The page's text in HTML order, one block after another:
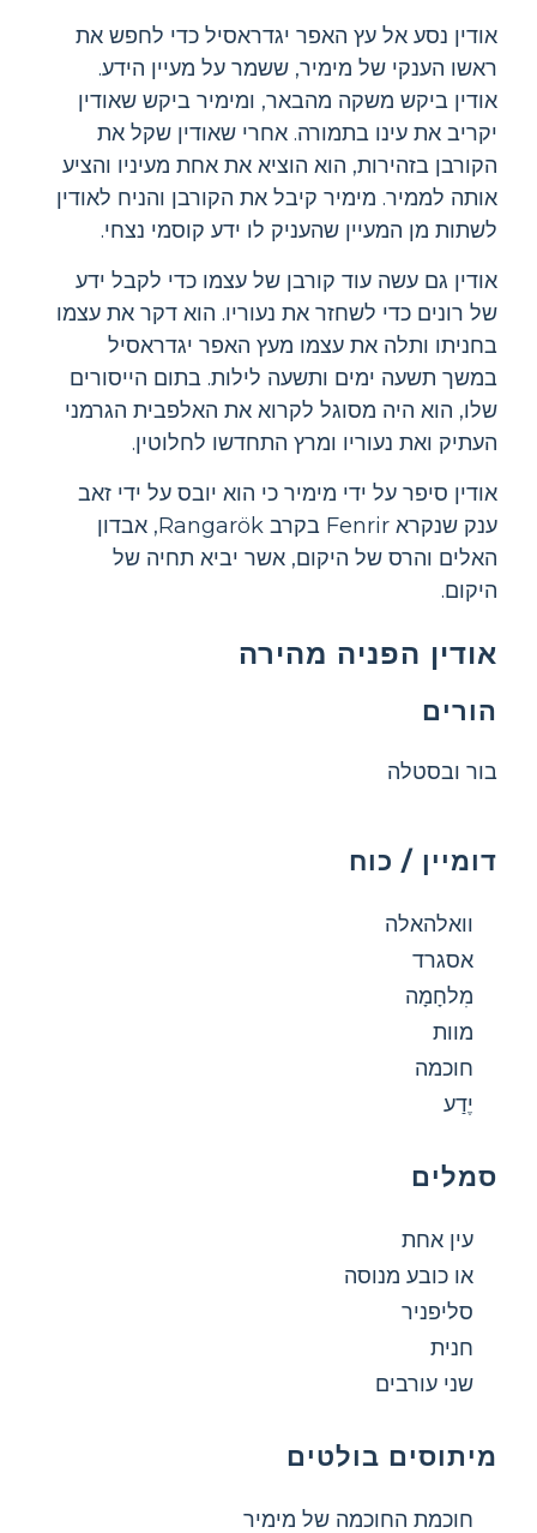
אודין נסע אל עץ האפר יגדראסיל כדי לחפש את
ראשו הענקי של מימיר, ששמר על מעיין הידע.
אודין ביקש משקה מהבאר, ומימיר ביקש שאודין
יקריב את עינו בתמורה. אחרי שאודין שקל את
הקורבן בזהירות, הוא הוציא את אחת מעיניו והציע
אותה לממיר. מימיר קיבל את הקורבן והניח לאודין
לשתות מן המעיין שהעניק לו ידע קוסמי נצחי.
אודין גם עשה עוד קורבן של עצמו כדי לקבל ידע
של רונים כדי לשחזר את נעוריו. הוא דקר את עצמו
בחניתו ותלה את עצמו מעץ האפר יגדראסיל
במשך תשעה ימים ותשעה לילות. בתום הייסורים
שלו, הוא היה מסוגל לקרוא את האלפבית הגרמני
העתיק ואת נעוריו ומרץ התחדשו לחלוטין.
אודין סיפר על ידי מימיר כי הוא יובס על ידי זאב
ענק שנקרא Fenrir בקרב Rangarök, אבדון
האלים והרס של היקום, אשר יביא תחיה של
היקום.
אודין הפניה מהירה
הורים
בור ובסטלה
דומיין / כוח
וואלהאלה
אסגרד
מִלחָמָה
מוות
חוכמה
יֶדַע
סמלים
עין אחת
או כובע מנוסה
סליפניר
חנית
שני עורבים
מיתוסים בולטים
חוכמת החוכמה של מימיר